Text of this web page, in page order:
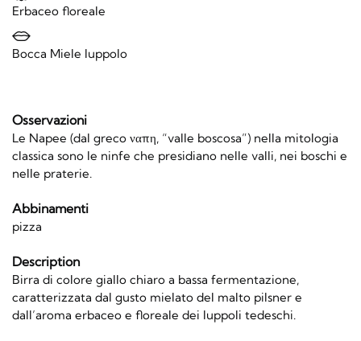
Erbaceo floreale
Bocca Miele luppolo
Osservazioni
Le Napee (dal greco ναπη, “valle boscosa”) nella mitologia
classica sono le ninfe che presidiano nelle valli, nei boschi e
nelle praterie.
Abbinamenti
pizza
Description
Birra di colore giallo chiaro a bassa fermentazione,
caratterizzata dal gusto mielato del malto pilsner e
dall’aroma erbaceo e floreale dei luppoli tedeschi.